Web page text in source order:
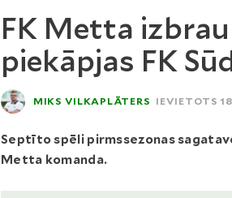
FK Metta
piekāpjas FK
MIKS VILKAPLĀTERS IEVIETOTS
Septīto spēli pirmssezonas
Metta komanda.